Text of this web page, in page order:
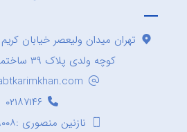
تهران میدان ولیعصر خیابان
کوچه ولدی پلاک ۳۹ ساختمان کریم خان
۰۲۱۸۷۱۴۶
نازنین منصوری :۰۹۱۲۸۴۷۹۰۰۸